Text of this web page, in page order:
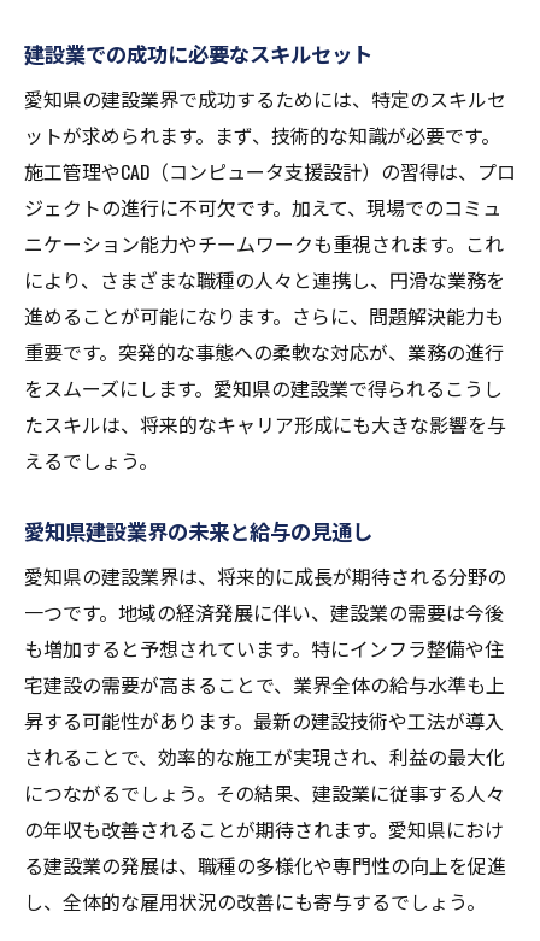
建設業での成功に必要なスキルセット
愛知県の建設業界で成功するためには、特定のスキルセ
ットが求められます。まず、技術的な知識が必要です。
施工管理やCAD（コンピュータ支援設計）の習得は、プロ
ジェクトの進行に不可欠です。加えて、現場でのコミュ
ニケーション能力やチームワークも重視されます。これ
により、さまざまな職種の人々と連携し、円滑な業務を
進めることが可能になります。さらに、問題解決能力も
重要です。突発的な事態への柔軟な対応が、業務の進行
をスムーズにします。愛知県の建設業で得られるこうし
たスキルは、将来的なキャリア形成にも大きな影響を与
えるでしょう。
愛知県建設業界の未来と給与の見通し
愛知県の建設業界は、将来的に成長が期待される分野の
一つです。地域の経済発展に伴い、建設業の需要は今後
も増加すると予想されています。特にインフラ整備や住
宅建設の需要が高まることで、業界全体の給与水準も上
昇する可能性があります。最新の建設技術や工法が導入
されることで、効率的な施工が実現され、利益の最大化
につながるでしょう。その結果、建設業に従事する人々
の年収も改善されることが期待されます。愛知県におけ
る建設業の発展は、職種の多様化や専門性の向上を促進
し、全体的な雇用状況の改善にも寄与するでしょう。